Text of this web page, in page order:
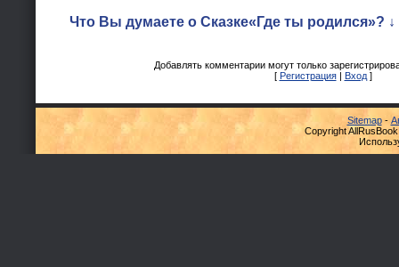
Что Вы думаете о Сказке«Где ты родился»? ↓
Добавлять комментарии могут только
[ Регистрация| Вход]
Sitemap-
Copyright